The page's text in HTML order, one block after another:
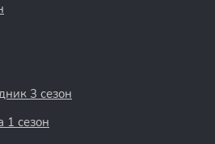
3 сезон
1 сезон